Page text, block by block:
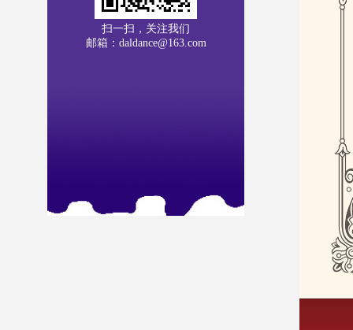
扫一扫，关注我们
邮箱：daldance@163.com